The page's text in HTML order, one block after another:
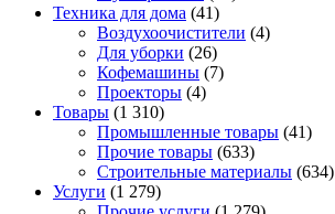
Техника для дома (41)
Воздухоочистители (4)
Для уборки (26)
Кофемашины (7)
Проекторы (4)
Товары (1 310)
Промышленные товары (41)
Прочие товары (633)
Строительные материалы (634)
Услуги (1 279)